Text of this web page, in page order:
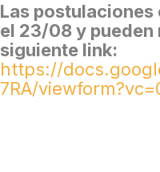
Las
el 23/08 y pueden
siguiente link:
https://
7RA/